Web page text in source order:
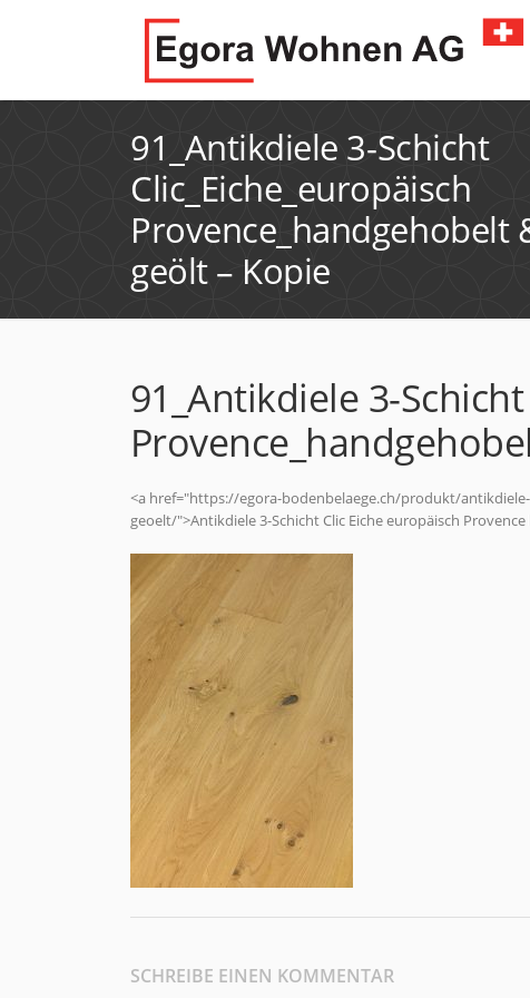
91_Antikdiele 3-Schicht
Clic_Eiche_europäisch
Provence_handgehobelt
geölt – Kopie
91_Antikdiele 3-
<a href="https://egora-bodenbelaege.ch/produkt/
geoelt/">Antikdiele 3-Schicht Clic Eiche europäisch
SCHREIBE EINEN KOMMENTAR